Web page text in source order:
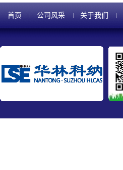
首页 公司风采 关于我们